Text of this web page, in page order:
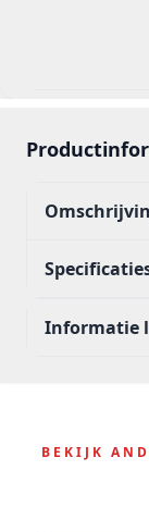
Informatie
BEKIJK